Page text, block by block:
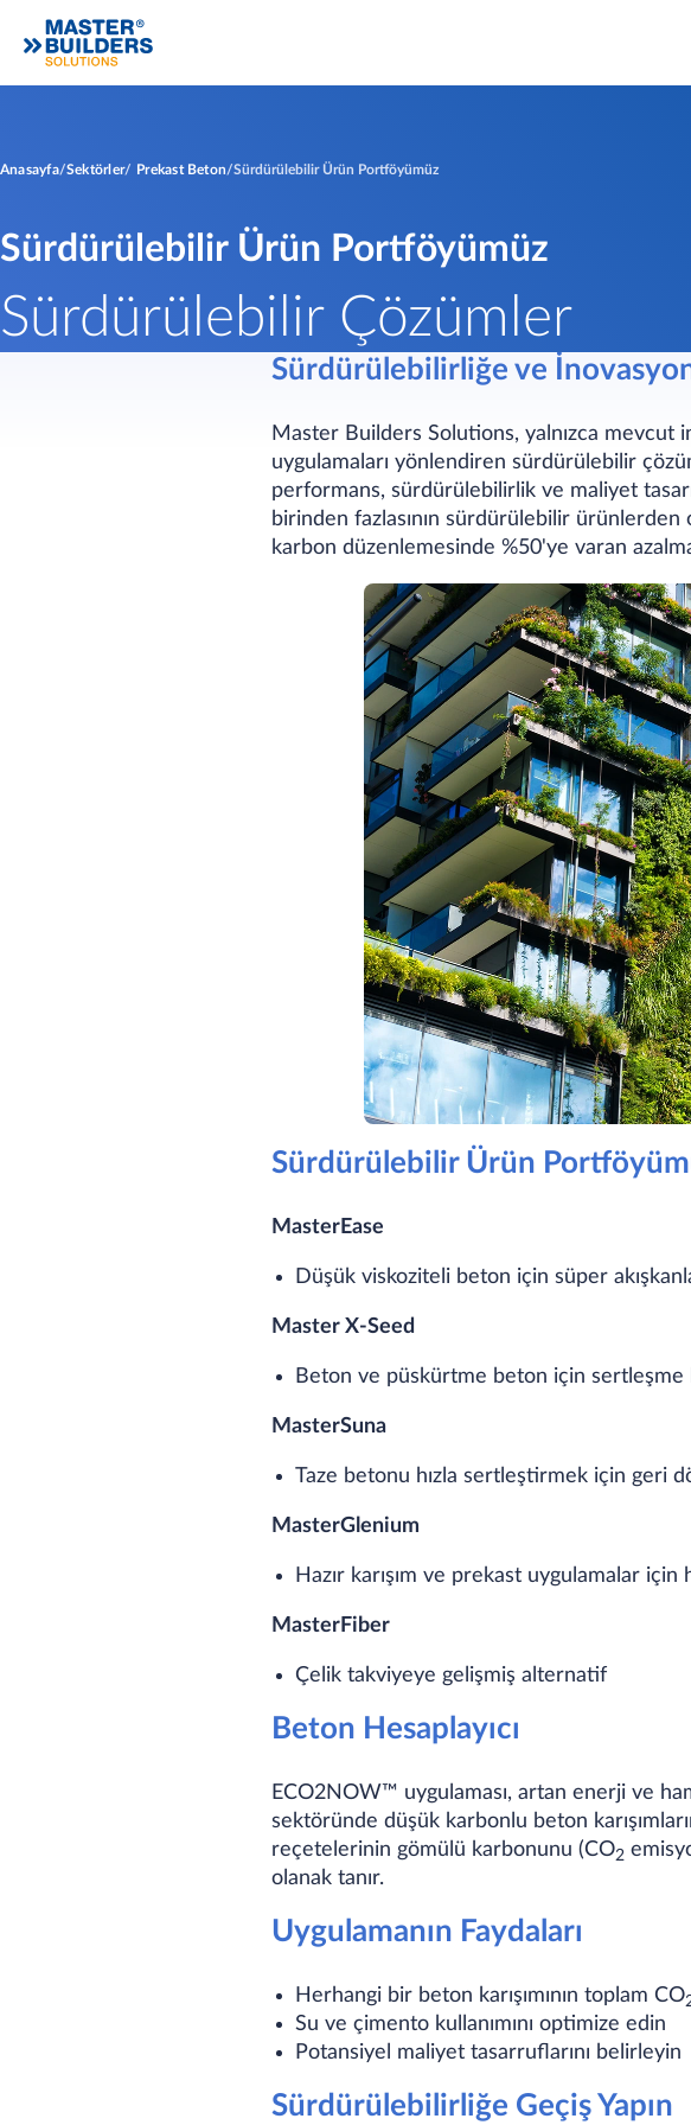
Anasayfa Sektörler Prekast Beton Sürdürülebilir Ürün Portföyümüz
Sürdürülebilir Ürün Portföyümüz
Sürdürülebilir Çözümler
Sürdürülebilirliğe ve
Master Builders Solutions, yalnızca mevcut
uygulamaları yönlendiren sürdürülebilir
performans, sürdürülebilirlik ve maliyet
birinden fazlasının sürdürülebilir
karbon düzenlemesinde %50'ye varan
Sürdürülebilir Ürün
MasterEase
Düşük viskoziteli beton için süper
Master X-Seed
Beton ve püskürtme beton için sertleşme
MasterSuna
Taze betonu hızla sertleştirmek için geri
MasterGlenium
Hazır karışım ve prekast uygulamalar için
MasterFiber
Çelik takviyeye gelişmiş alternatif
Beton Hesaplayıcı
ECO2NOW™ uygulaması, artan enerji ve
sektöründe düşük karbonlu beton
reçetelerinin gömülü karbonunu (CO2
olanak tanır.
Uygulamanın Faydaları
Herhangi bir beton karışımının toplam CO
Su ve çimento kullanımını optimize edin
Potansiyel maliyet tasarruflarını belirleyin
Sürdürülebilirliğe Geçiş Yapın